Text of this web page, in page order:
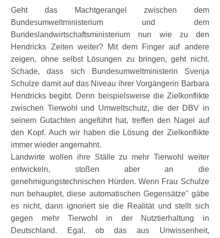
Geht das Machtgerangel zwischen dem
Bundesumweltministerium und dem
Bundeslandwirtschaftsministerium nun wie zu den
Hendricks Zeiten weiter? Mit dem Finger auf andere
zeigen, ohne selbst Lösungen zu bringen, geht nicht.
Schade, dass sich Bundesumweltministerin Svenja
Schulze damit auf das Niveau ihrer Vorgängerin Barbara
Hendricks begibt. Denn beispielsweise die Zielkonflikte
zwischen Tierwohl und Umweltschutz, die der DBV in
seinem Gutachten angeführt hat, treffen den Nagel auf
den Kopf. Auch wir haben die Lösung der Zielkonflikte
immer wieder angemahnt.
Landwirte wollen ihre Ställe zu mehr Tierwohl weiter
entwickeln, stoßen aber an die
genehmigungstechnischen Hürden. Wenn Frau Schulze
nun behauptet, diese automatischen Gegensätze" gäbe
es nicht, dann ignoriert sie die Realität und stellt sich
gegen mehr Tierwohl in der Nutztierhaltung in
Deutschland. Egal, ob das aus Unwissenheit,